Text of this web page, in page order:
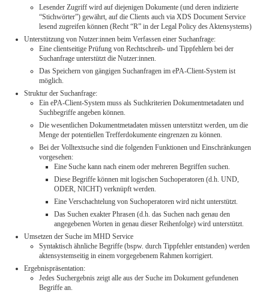
Lesender Zugriff wird auf diejenigen Dokumente (und deren indizierte
“Stichwörter”) gewährt, auf die Clients auch via XDS Document Service
lesend zugreifen können (Recht “R” in der Legal Policy des Aktensystems)
Unterstützung von Nutzer:innen beim Verfassen einer Suchanfrage:
Eine clientseitige Prüfung von Rechtschreib- und Tippfehlern bei der
Suchanfrage unterstützt die Nutzer:innen.​
Das Speichern von gängigen Suchanfragen im ePA-Client-System ist
möglich.​
Struktur der Suchanfrage:
Ein ePA-Client-System muss als Suchkriterien Dokumentmetadaten und
Suchbegriffe angeben können.
Die wesentlichen Dokumentmetadaten müssen unterstützt werden, um die
Menge der potentiellen Trefferdokumente eingrenzen zu können.
Bei der Volltextsuche sind die folgenden Funktionen und Einschränkungen
vorgesehen:
Eine Suche kann nach einem oder mehreren Begriffen suchen.
Diese Begriffe können mit logischen Suchoperatoren (d.h. UND,
ODER, NICHT) verknüpft werden.
Eine Verschachtelung von Suchoperatoren wird nicht unterstützt.
Das Suchen exakter Phrasen (d.h. das Suchen nach genau den
angegebenen Worten in genau dieser Reihenfolge) wird unterstützt.
Umsetzen der Suche im MHD Service
Syntaktisch ähnliche Begriffe (bspw. durch Tippfehler entstanden) werden
aktensystemseitig in einem vorgegebenem Rahmen korrigiert.
Ergebnispräsentation:
Jedes Suchergebnis zeigt alle aus der Suche im Dokument gefundenen
Begriffe an.